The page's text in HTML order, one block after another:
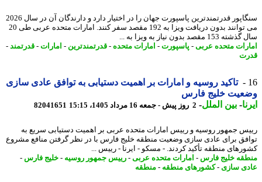
سنگاپور قدرتمندترین پاسپورت جهان را در اختیار دارد و دارندگان آن در سال 2026
می توانند بدون دریافت ویزا به 192 مقصد سفر کنند. امارات متحده عربی طی 20
مقصد بدون نیاز به ویزا به ...
متحده عربی- پاسپورت- امارات متحده-قدرتمندترین- امارات- قدرتمند -
تاکید روسیه و امارات بر اهمیت دستیابی به توافق عادی سازی
خلیج فارس
-بین الملل-2 روز پیش - جمعه 16 مرداد 1405، 15:15 82041651
جمهور روسیه و رییس امارات متحده عربی بر اهمیت دستیابی سریع به
برای عادی سازی وضعیت منطقه خلیج فارس با در نظر گرفتن منافع مشروع
منطقه تأکید کردند. - مسکو - ایرنا - رییس ...
خلیج فارس-امارات متحده عربی- رییس جمهور روسیه-خلیج فارس-
سازی- کشورهای منطقه-منطقه